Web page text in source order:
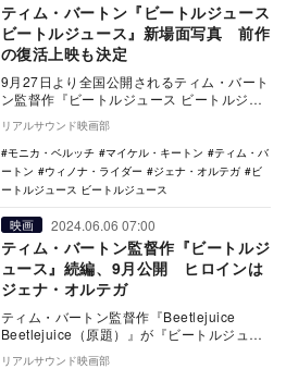
ティム・バートン『ビートルジュース
ビートルジュース』新場面写真 前作
の復活上映も決定
9月27日より全国公開されるティム・バート
ン監督作『ビートルジュース ビートルジュ
ース』の新場面写真が公開された。あわせ
て、前作…
リアルサウンド映画部
モニカ・ベルッチ
マイケル・キートン
ティム・バ
ートン
ウィノナ・ライダー ジェナ・オルテガ
ビ
ートルジュース ビートルジュース
映画 2024.06.06 07:00
ティム・バートン監督作『ビートルジ
ュース』続編、9月公開 ヒロインは
ジェナ・オルテガ
ティム・バートン監督作『Beetlejuice
Beetlejuice（原題）』が『ビートルジュー
ス ビートルジュース』の邦題で…
リアルサウンド映画部